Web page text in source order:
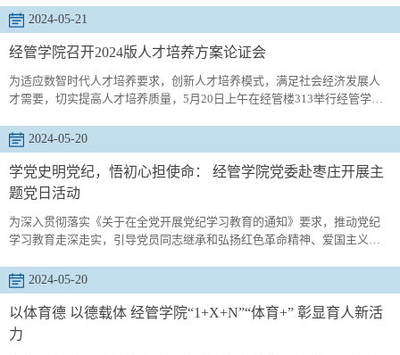
姜老师宣读了经管学院《关于提升硕士研究生一志愿生源质量的若干措
施》，并详细介绍了学院招生优惠政策。在互动阶段，各位同学咨询了报
考专业、报考条件、考试科目的复习策略等，姜老师详细进行了解答。据
2024-05-21
经管学院召开2024版人才培养方案论证会
为适应数智时代人才培养要求，创新人才培养模式，满足社会经济发展人
才需要，切实提高人才培养质量，5月20日上午在经管楼313举行经管学院
大学商学院教授马骋和信息学院副院长周艳平，学院党委书记李勋来、院
长吕承超、副院长宫攀和各系系主任参加会议。吕承超介绍了学院的基本
情况以及本次培养方案修订的重要性，为适应数智化、大数据时代的要求
本次修订变大...
2024-05-20
学党史明党纪，悟初心担使命： 经管学院党委赴枣庄开展主
题党日活动
为深入贯彻落实《关于在全党开展党纪学习教育的通知》要求，推动党纪
学习教育走深走实，引导党员同志继承和弘扬红色革命精神、爱国主义精
日活动。一座纪念馆就是一个红色基因库，一件红色文物就是一本历史教
科书。台儿庄大战纪念馆全面再现了台儿庄战役的抗战历史，向世人展示
了中国人民保卫家园、血战敌寇的坚定决心。迈上纪念馆前象征着1938年
的三十八级台...
2024-05-20
以体育德 以德载体 经管学院“1+X+N”“体育+” 彰显育人新活
力